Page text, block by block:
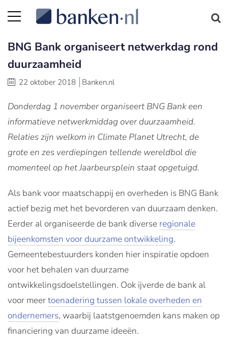
BNG Bank organiseert netwerkdag rond
duurzaamheid
22 oktober 2018 Banken.nl
Donderdag 1 november organiseert BNG Bank een
informatieve netwerkmiddag over duurzaamheid.
Relaties zijn welkom in Climate Planet Utrecht, de
grote en zes verdiepingen tellende wereldbol die
momenteel op het Jaarbeursplein staat opgetuigd.
Als bank voor maatschappij en overheden is BNG Bank
actief bezig met het bevorderen van duurzaam denken.
Eerder al organiseerde de bank diverse regionale
bijeenkomsten voor duurzame ontwikkeling.
Gemeentebestuurders konden hier inspiratie opdoen
voor het behalen van duurzame
ontwikkelingsdoelstellingen. Ook ijverde de bank al
voor meertoenadering tussen lokale overheden en
ondernemers, waarbij laatstgenoemden kans maken op
financiering van duurzame ideeën.